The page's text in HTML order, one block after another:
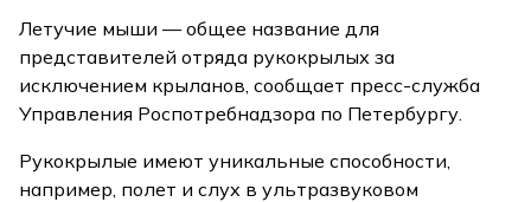
Летучие мыши — общее название для
представителей отряда рукокрылых за
исключением крыланов, сообщает пресс-служба
Управления Роспотребнадзора по Петербургу.
Рукокрылые имеют уникальные способности,
например, полет и слух в ультразвуковом